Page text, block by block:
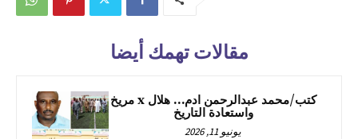
مقالات تهمك أيضا
كتب/محمد عبدالرحمن ادم… هلال x مريخ
واستعادة التاريخ
يونيو 11, 2026